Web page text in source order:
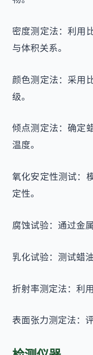
密度测定法：利用
与体积关系。
颜色测定法：采用
级。
倾点测定法：确定
温度。
氧化安定性测试：
定性。
腐蚀试验：通过金
乳化试验：测试蜡
折射率测定法：利
表面张力测定法：